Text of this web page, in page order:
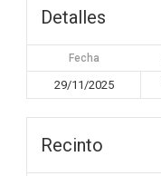
Detalles
Fecha
29/11/2025
Recinto